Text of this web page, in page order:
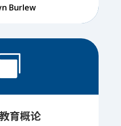
Burlew
育概论